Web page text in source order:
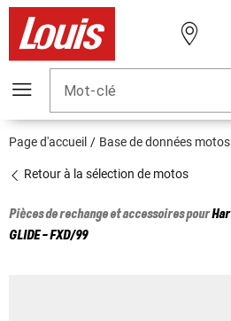
Mot-clé
Page d'accueil Base de données motos
Retour à la sélection de motos
Pièces de rechange et accessoires pour
GLIDE - FXD/99